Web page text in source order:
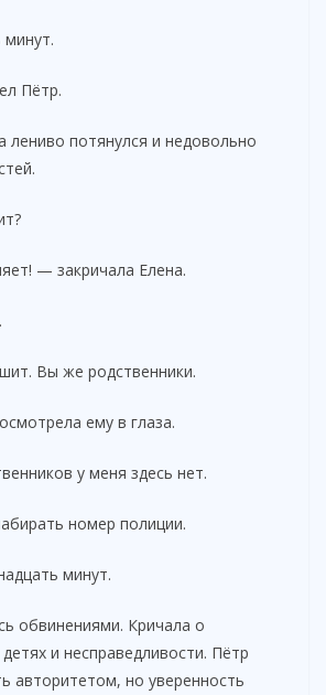
Пётр.
лениво потянулся и недовольно
— закричала Елена.
Вы же родственники.
ему в глаза.
у меня здесь нет.
номер полиции.
минут.
обвинениями. Кричала о
и несправедливости. Пётр
авторитетом, но уверенность